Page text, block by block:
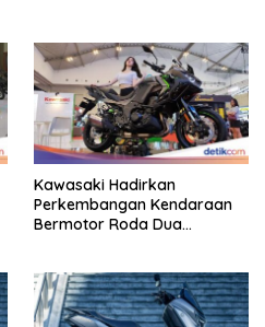
Kawasaki Hadirkan
Perkembangan Kendaraan
Bermotor Roda Dua